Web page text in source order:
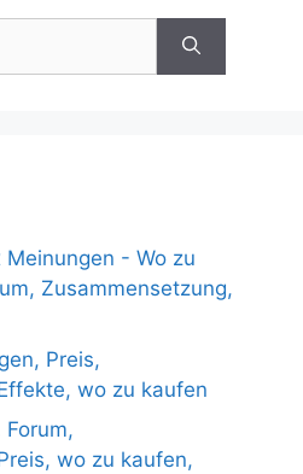
- Wo zu
Zusammensetzung,
Preis,
wo zu kaufen
wo zu kaufen,